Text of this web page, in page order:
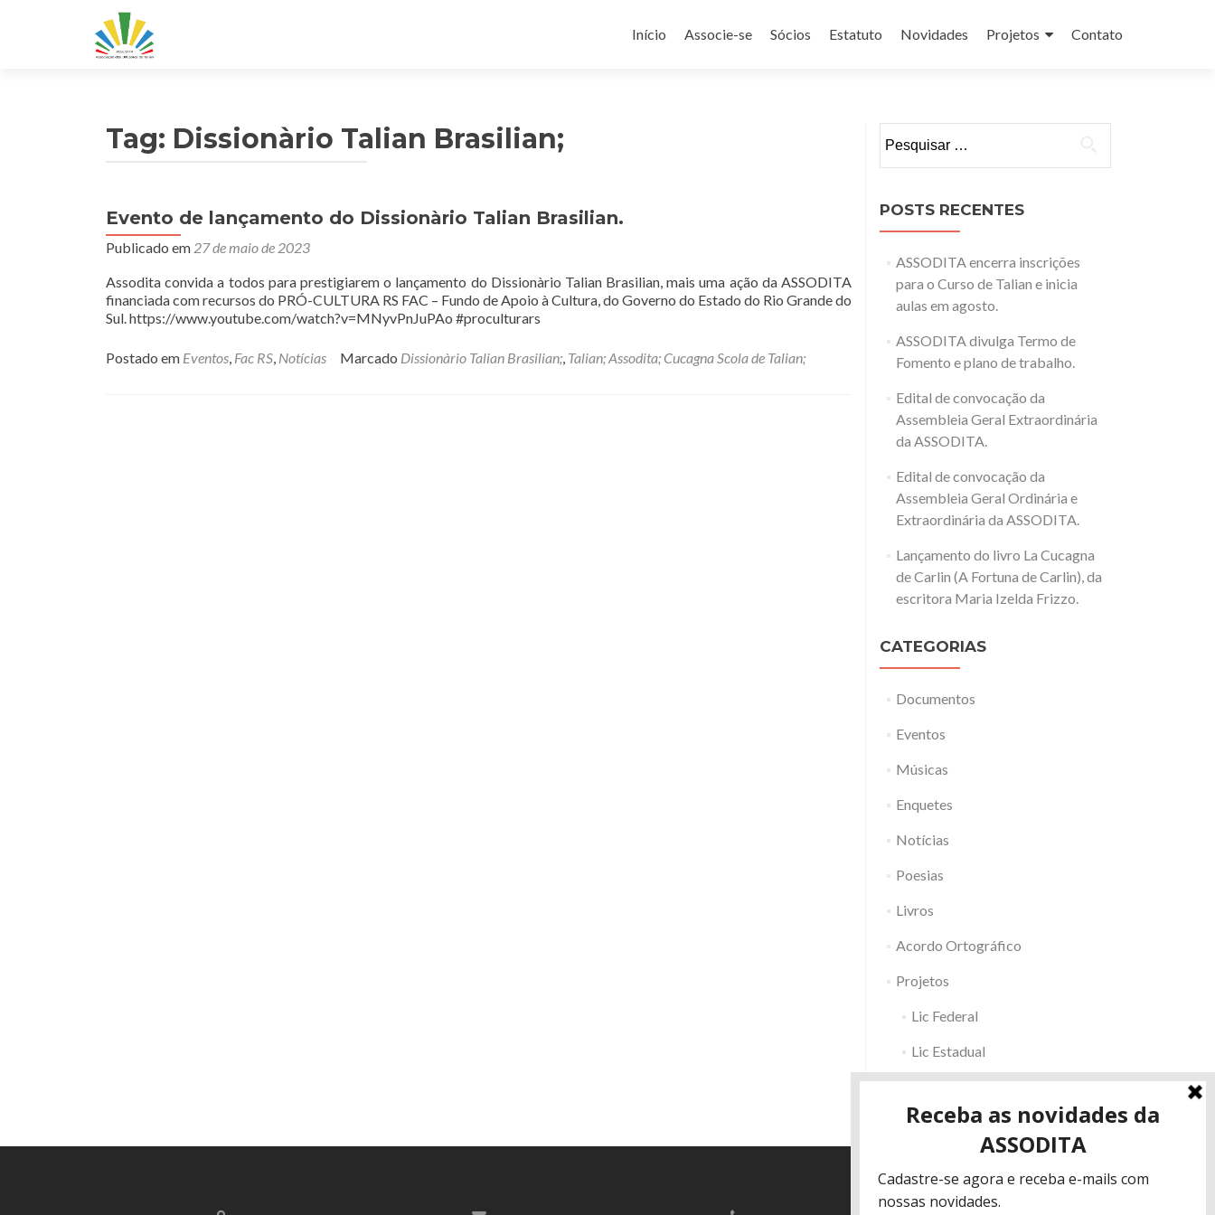
para
Início Associe-se Sócios Estatuto Novidades Projetos Contato
Tag: Dissionàrio Talian Brasilian;
Evento de lançamento do Dissionàrio Talian Brasilian.
Publicado em 27 de maio de 2023
Assodita convida a todos para prestigiarem o lançamento do Dissionàrio Talian Brasilian, mais uma ação da ASSODITA
financiada com recursos do PRÓ-CULTURA RS FAC – Fundo de Apoio à Cultura, do Governo do Estado do Rio Grande do
Sul. https://www.youtube.com/watch?v=MNyvPnJuPAo #proculturars
Postado em Eventos, Fac RS, Notícias Marcado Dissionàrio Talian Brasilian;, Talian; Assodita; Cucagna Scola de Talian;
por:
POSTS RECENTES
ASSODITA encerra inscrições
para o Curso de Talian e inicia
aulas em agosto.
ASSODITA divulga Termo de
Fomento e plano de trabalho.
Edital de convocação da
Assembleia Geral Extraordinária
da ASSODITA.
Edital de convocação da
Assembleia Geral Ordinária e
Extraordinária da ASSODITA.
Lançamento do livro La Cucagna
de Carlin (A Fortuna de Carlin), da
escritora Maria Izelda Frizzo.
CATEGORIAS
Documentos
Eventos
Músicas
Enquetes
Notícias
Poesias
Livros
Acordo Ortográfico
Projetos
Lic Federal
Lic Estadual
Fac RS
Outros